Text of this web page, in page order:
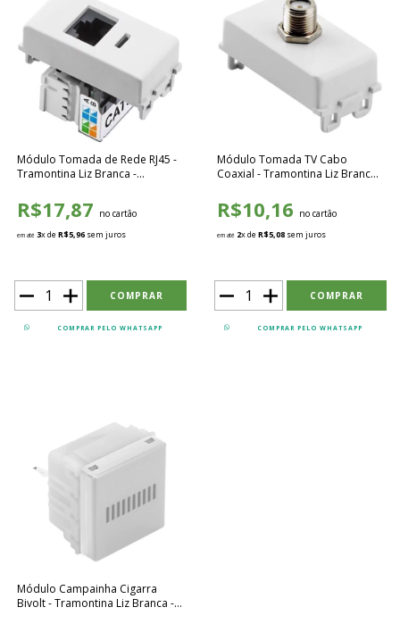
Módulo Tomada de Rede RJ45 -
Tramontina Liz Branca -
R$17,87 no cartão
em até 3x deR$5,96 sem juros
COMPRAR PELO WHATSAPP
Módulo Tomada TV Cabo
Coaxial - Tramontina Liz Branca -
R$10,16 no cartão
em até 2x deR$5,08 sem juros
COMPRAR PELO WHATSAPP
Módulo Campainha Cigarra
Bivolt - Tramontina Liz Branca -